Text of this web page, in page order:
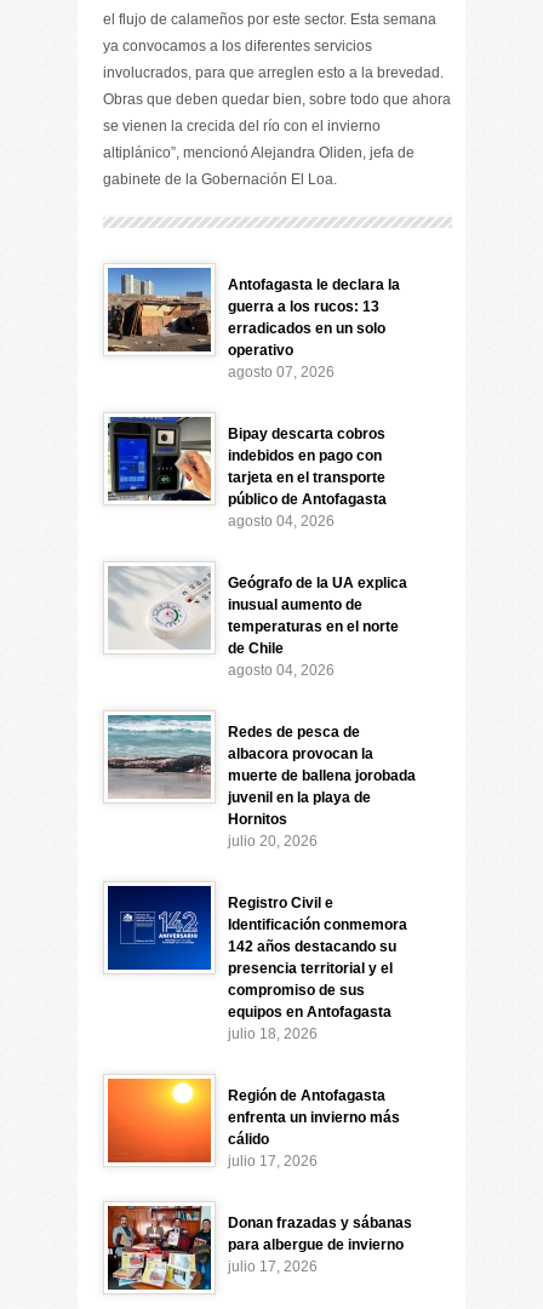
el flujo de calameños por este sector. Esta semana
ya convocamos a los diferentes servicios
involucrados, para que arreglen esto a la brevedad.
Obras que deben quedar bien, sobre todo que ahora
se vienen la crecida del río con el invierno
altiplánico”, mencionó Alejandra Oliden, jefa de
gabinete de la Gobernación El Loa.
Antofagasta le declara la
guerra a los rucos: 13
erradicados en un solo
operativo
agosto 07, 2026
Bipay descarta cobros
indebidos en pago con
tarjeta en el transporte
público de Antofagasta
agosto 04, 2026
Geógrafo de la UA explica
inusual aumento de
temperaturas en el norte
de Chile
agosto 04, 2026
Redes de pesca de
albacora provocan la
muerte de ballena jorobada
juvenil en la playa de
Hornitos
julio 20, 2026
Registro Civil e
Identificación conmemora
142 años destacando su
presencia territorial y el
compromiso de sus
equipos en Antofagasta
julio 18, 2026
Región de Antofagasta
enfrenta un invierno más
cálido
julio 17, 2026
Donan frazadas y sábanas
para albergue de invierno
julio 17, 2026